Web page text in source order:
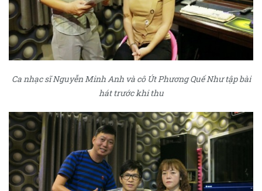
Ca nhạc sĩ Nguyễn Minh Anh và cô Út Phương Quế Như tập bài
hát trước khi thu